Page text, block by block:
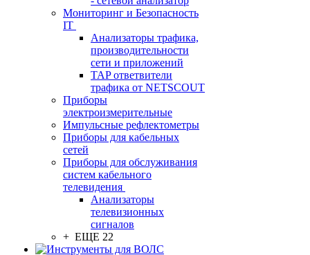
Мониторинг и Безопасность
IT
Анализаторы трафика,
производительности
сети и приложений
TAP ответвители
трафика от NETSCOUT
Приборы
электроизмерительные
Импульсные рефлектометры
Приборы для кабельных
сетей
Приборы для обслуживания
систем кабельного
телевидения
Анализаторы
телевизионных
сигналов
+ ЕЩЕ 22